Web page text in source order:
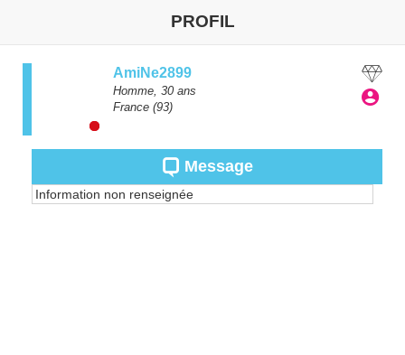
PROFIL
AmiNe2899
Homme, 30 ans
France (93)
Message
Information non renseignée